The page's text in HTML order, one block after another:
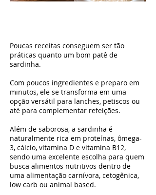
Poucas receitas conseguem ser tão
práticas quanto um bom patê de
sardinha.
Com poucos ingredientes e preparo em
minutos, ele se transforma em uma
opção versátil para lanches, petiscos ou
até para complementar refeições.
Além de saborosa, a sardinha é
naturalmente rica em proteínas, ômega-
3, cálcio, vitamina D e vitamina B12,
sendo uma excelente escolha para quem
busca alimentos nutritivos dentro de
uma alimentação carnívora, cetogênica,
low carb ou animal based.